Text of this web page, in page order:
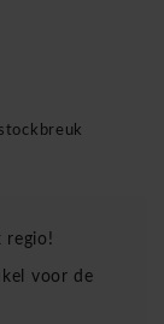
regio!
voor de